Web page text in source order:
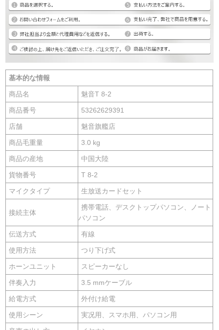
基本的な情報
商品名 魅音T 8-2
商品番号 53262629391
店舗 魅音旗艦店
商品毛重量 3.0 kg
商品の産地 中国大陸
貨物番号 T 8-2
マイクタイプ 生放送カードセット
接続主体
携帯電話、デスクトップパソコン、ノート
パソコン
伝送方式 有線
使用方法 つり下げ式
ホーンユニット スピーカーなし
伴奏入力 3.5 mmケーブル
給電方式 外付け給電
使用シーン 実况用、スマホ用、パソコン用